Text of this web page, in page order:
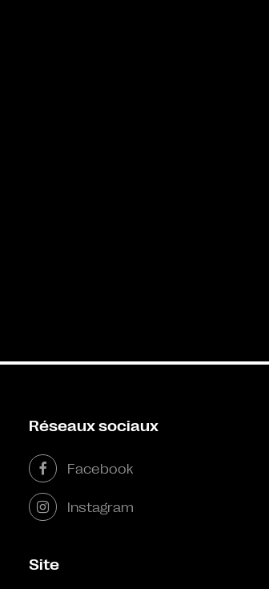
Réseaux sociaux
Facebook
Instagram
Site